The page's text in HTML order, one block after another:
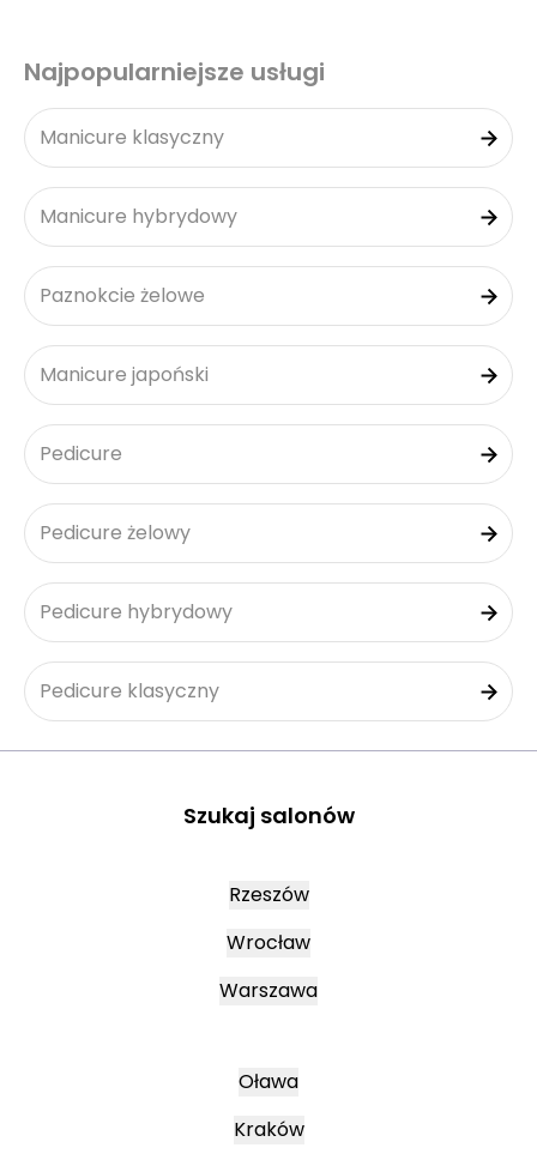
Najpopularniejsze usługi
Manicure klasyczny
Manicure hybrydowy
Paznokcie żelowe
Manicure japoński
Pedicure
Pedicure żelowy
Pedicure hybrydowy
Pedicure klasyczny
Szukaj salonów
Rzeszów
Wrocław
Warszawa
Oława
Kraków